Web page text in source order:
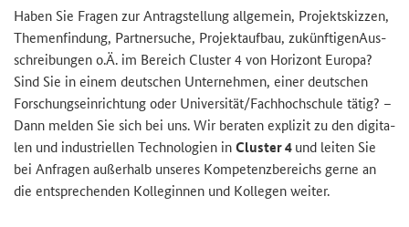
Haben Sie Fra­gen zur An­trag­stel­lung all­ge­mein, Pro­jekt­skiz­zen,
The­men­fin­dung, Part­ner­su­che, Pro­jekt­auf­bau, zu­künf­ti­gen­Aus­
schrei­bun­gen o.Ä. im Be­reich Clus­ter 4 von Ho­ri­zont Eu­ro­pa?
Sind Sie in einem deut­schen Un­ter­neh­men, einer deut­schen
For­schungs­ein­rich­tung oder Uni­ver­si­tät/Fach­hoch­schu­le tätig? –
Dann mel­den Sie sich bei uns. Wir be­ra­ten ex­pli­zit zu den di­gi­ta­
len und in­dus­tri­el­len Tech­no­lo­gien inClus­ter 4und lei­ten Sie
bei An­fra­gen au­ßer­halb un­se­res Kom­pe­tenz­be­reichs gerne an
die ent­spre­chen­den Kol­le­gin­nen und Kol­le­gen wei­ter.